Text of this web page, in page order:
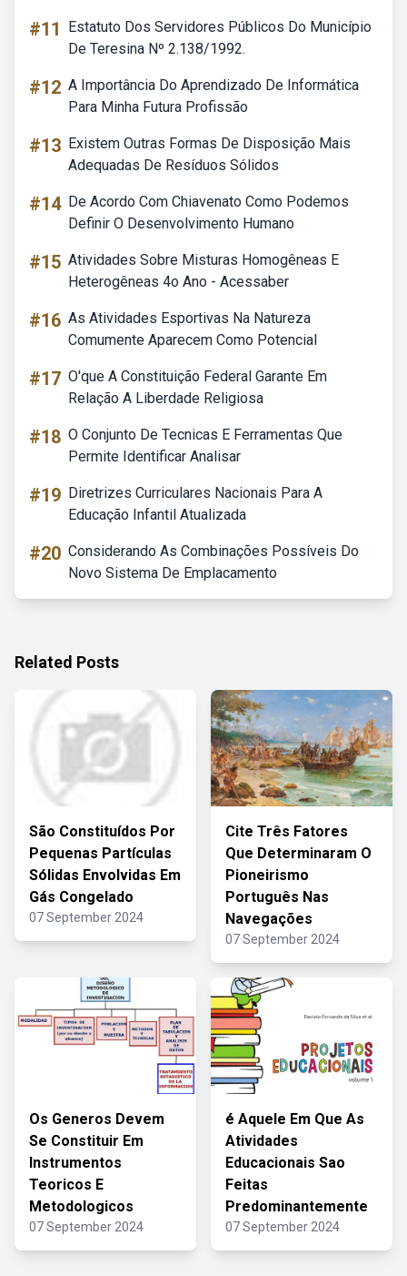
#11
Estatuto Dos Servidores Públicos Do Município
De Teresina Nº 2.138/1992.
#12 A Importância Do Aprendizado De Informática
Para Minha Futura Profissão
#13 Existem Outras Formas De Disposição Mais
Adequadas De Resíduos Sólidos
#14 De Acordo Com Chiavenato Como Podemos
Definir O Desenvolvimento Humano
#15 Atividades Sobre Misturas Homogêneas E
Heterogêneas 4o Ano - Acessaber
#16 As Atividades Esportivas Na Natureza
Comumente Aparecem Como Potencial
#17 O'que A Constituição Federal Garante Em
Relação A Liberdade Religiosa
#18 O Conjunto De Tecnicas E Ferramentas Que
Permite Identificar Analisar
#19 Diretrizes Curriculares Nacionais Para A
Educação Infantil Atualizada
#20 Considerando As Combinações Possíveis Do
Novo Sistema De Emplacamento
Related Posts
São Constituídos Por
Pequenas Partículas
Sólidas Envolvidas Em
Gás Congelado
07 September 2024
Cite Três Fatores
Que Determinaram O
Pioneirismo
Português Nas
Navegações
07 September 2024
Os Generos Devem
Se Constituir Em
Instrumentos
Teoricos E
Metodologicos
07 September 2024
é Aquele Em Que As
Atividades
Educacionais Sao
Feitas
Predominantemente
07 September 2024